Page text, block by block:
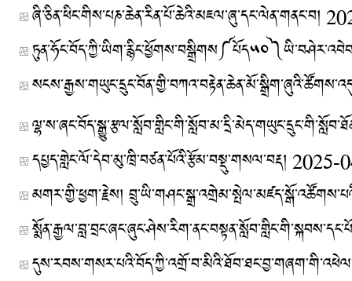
ཞི་ཅིན་ཕིང་གིས་པཎ་ཆེན་རིན་པོ་ཆེའི་མཇལ་ཞུ་དང་ལེན་གནང་བ།
དཔྱད་གླེང་ལོ་དེབ་མུ་ཁྲི་བཙན་པོའི་རྩོམ་བསྡུ་གསལ་བརྡ། 2025-
མགར་གྱི་ཕྱག་རྗེས།